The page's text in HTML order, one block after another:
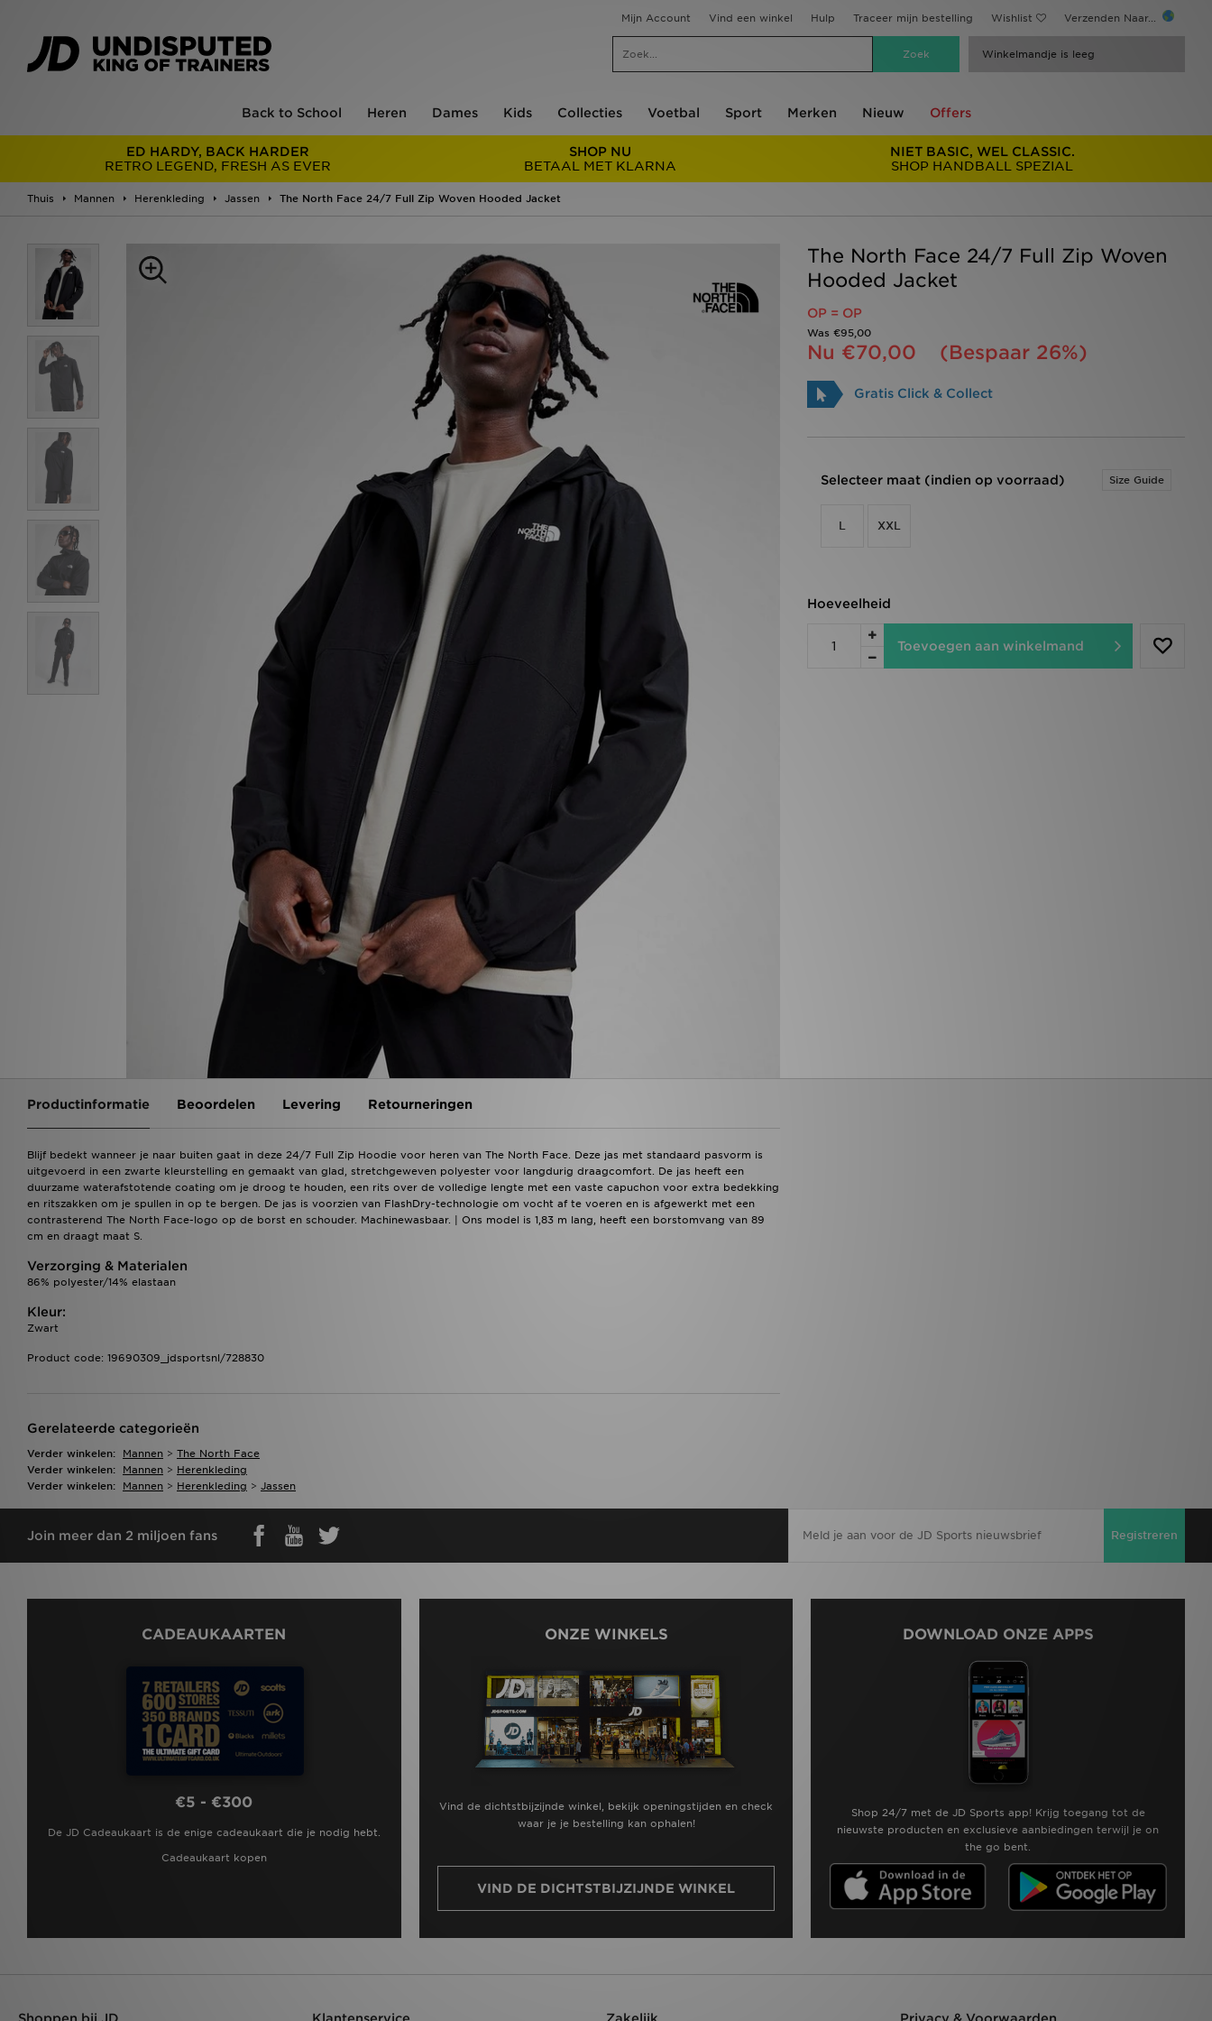
Mijn Account Vind een winkel Hulp Traceer mijn bestelling Wishlist Verzenden Naar...
Winkelmandje is leeg
Back to School Heren Dames Kids Collecties Voetbal Sport Merken Nieuw Offers
ED HARDY, BACK HARDER
RETRO LEGEND, FRESH AS EVER
SHOP NU
BETAAL MET KLARNA
NIET BASIC, WEL CLASSIC.
SHOP HANDBALL SPEZIAL
Thuis Mannen Herenkleding Jassen The North Face 24/7 Full Zip Woven Hooded Jacket
The North Face 24/7 Full Zip Woven
Hooded Jacket
OP = OP
Was €95,00
Nu €70,00 (Bespaar 26%)
Gratis Click & Collect
Selecteer maat (indien op voorraad) Size Guide
L XXL
Hoeveelheid
Toevoegen aan winkelmand
Productinformatie Beoordelen Levering Retourneringen
Blijf bedekt wanneer je naar buiten gaat in deze 24/7 Full Zip Hoodie voor heren van The North Face. Deze jas met standaard pasvorm is
uitgevoerd in een zwarte kleurstelling en gemaakt van glad, stretchgeweven polyester voor langdurig draagcomfort. De jas heeft een
duurzame waterafstotende coating om je droog te houden, een rits over de volledige lengte met een vaste capuchon voor extra bedekking
en ritszakken om je spullen in op te bergen. De jas is voorzien van FlashDry-technologie om vocht af te voeren en is afgewerkt met een
contrasterend The North Face-logo op de borst en schouder. Machinewasbaar. | Ons model is 1,83 m lang, heeft een borstomvang van 89
cm en draagt maat S.
Verzorging & Materialen
86% polyester/14% elastaan
Kleur:
Zwart
Product code: 19690309_jdsportsnl/728830
Gerelateerde categorieën
Verder winkelen: Mannen > The North Face
Verder winkelen:
Mannen > Herenkleding
Verder winkelen:
Mannen > Herenkleding > Jassen
Join meer dan 2 miljoen fans Registreren
CADEAUKAARTEN
€5 - €300
De JD Cadeaukaart is de enige cadeaukaart die je nodig hebt.
Cadeaukaart kopen
ONZE WINKELS
Vind de dichtstbijzijnde winkel, bekijk openingstijden en check
waar je je bestelling kan ophalen!
VIND DE DICHTSTBIJZIJNDE WINKEL
DOWNLOAD ONZE APPS
Shop 24/7 met de JD Sports app! Krijg toegang tot de
nieuwste producten en exclusieve aanbiedingen terwijl je on
the go bent.
Shoppen bij JD Klantenservice Zakelijk Privacy & Voorwaarden